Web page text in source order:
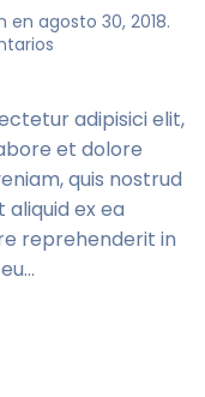
en agosto 30, 2018.
manage
time
better
adipisici elit,
et dolore
quis nostrud
ex ea
reprehenderit in